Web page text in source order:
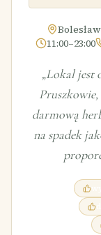
11:00–23:00
„Lokal jest
darmową
na spadek